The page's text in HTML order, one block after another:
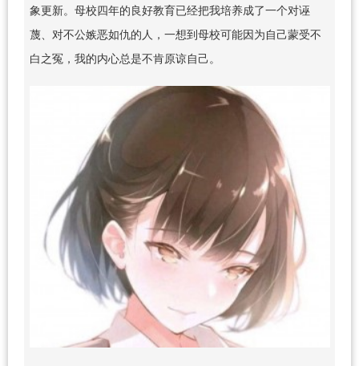
象更新。母校四年的良好教育已经把我培养成了一个对诬
蔑、对不公嫉恶如仇的人，一想到母校可能因为自己蒙受不
白之冤，我的内心总是不肯原谅自己。